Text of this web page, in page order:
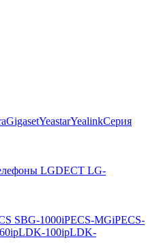
GigasetYeastarYealinkСерия
LGDECT LG-
SBG-1000iPECS-MGiPECS-
ipLDK-100ipLDK-